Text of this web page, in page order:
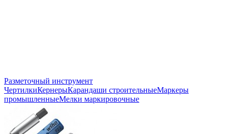
Разметочный инструмент
ЧертилкиКернерыКарандаши строительныеМаркеры
промышленныеМелки маркировочные